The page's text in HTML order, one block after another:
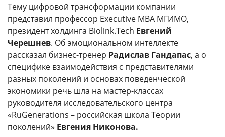
Тему цифровой трансформации компании
представил профессор Executive MBА МГИМО,
президент холдинга Biolink.Tech Евгений
Черешнев. Об эмоциональном интеллекте
рассказал бизнес-тренер Радислав Гандапас, а о
специфике взаимодействия с представителями
разных поколений и основах поведенческой
экономики речь шла на мастер-классах
руководителя исследовательского центра
«RuGenerations – российская школа Теории
поколений» Евгения Никонова.